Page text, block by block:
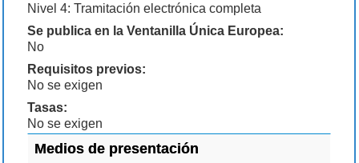
Nivel 4: Tramitación electrónica completa
Se publica en la Ventanilla Única Europea:
No
Requisitos previos:
No se exigen
Tasas:
No se exigen
Medios de presentación